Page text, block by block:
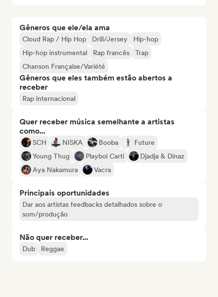
Gêneros que ele/ela ama
Cloud Rap / Hip Hop Drill/Jersey
Hip-hop
Hip-hop instrumental
Rap francês
Trap
Chanson Française/Variété
Gêneros que eles também estão abertos a
receber
Rap internacional
Quer receber música semelhante a artistas
como...
SCH NISKA Booba
Future
Young Thug
Playboi Carti
Djadja & Dinaz
Aya Nakamura
Vacra
Principais oportunidades
Dar aos artistas feedbacks detalhados sobre o
som/produção
Não quer receber...
Dub Reggae